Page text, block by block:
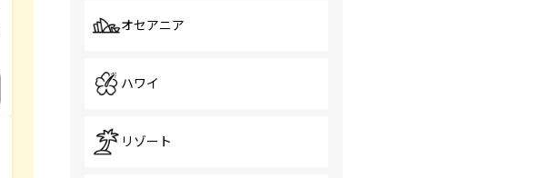
オセアニア
ハワイ
リゾート